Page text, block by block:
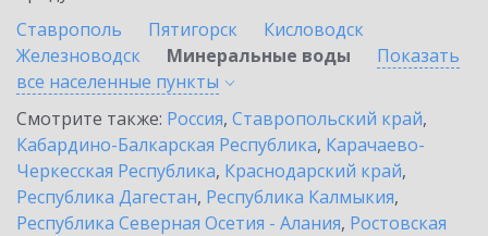
Ставрополь
Пятигорск
Кисловодск
Железноводск
Минеральные воды
Показать
все населенные пункты
Смотрите также: Россия, Ставропольский край,
Кабардино-Балкарская Республика, Карачаево-
Черкесская Республика, Краснодарский край,
Республика Дагестан, Республика Калмыкия,
Республика Северная Осетия - Алания, Ростовская